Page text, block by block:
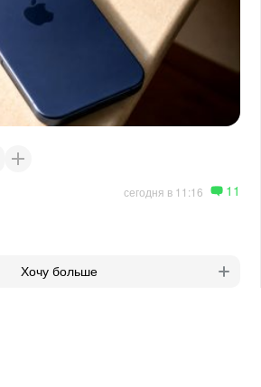
сегодня в 11:16 11
Хочу больше